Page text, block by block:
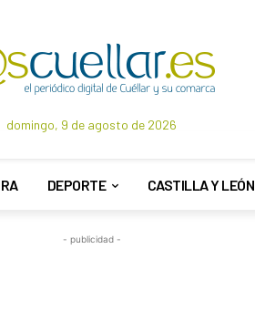
domingo, 9 de agosto de 2026
DEPORTE CASTILLA Y LEÓN
- publicidad -